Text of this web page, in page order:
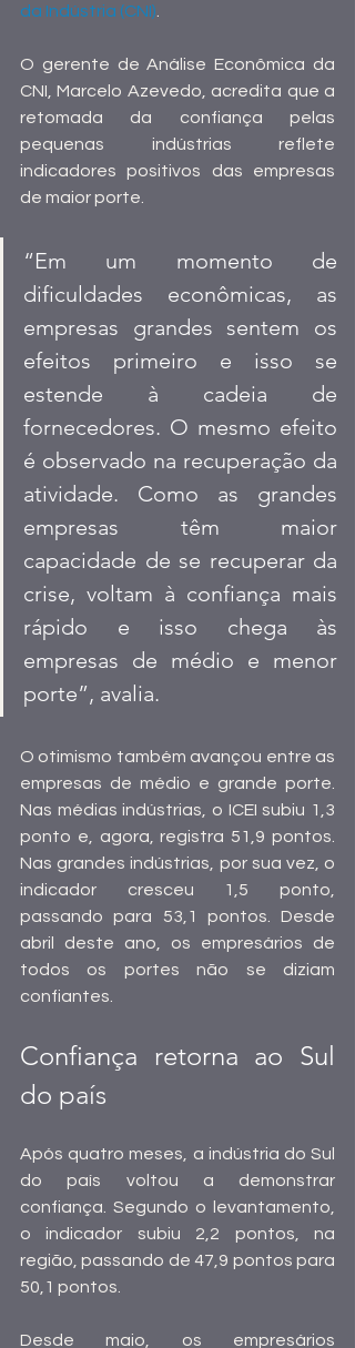
da Indústria (CNI)
O gerente de Análise Econômica da
CNI, Marcelo Azevedo, acredita que a
retomada da confiança pelas
pequenas indústrias reflete
indicadores positivos das empresas
de maior porte.
“Em um momento de
dificuldades econômicas, as
empresas grandes sentem os
efeitos primeiro e isso se
estende à cadeia de
fornecedores. O mesmo efeito
é observado na recuperação da
atividade. Como as grandes
empresas têm maior
capacidade de se recuperar da
crise, voltam à confiança mais
rápido e isso chega às
empresas de médio e menor
porte”, avalia.
O otimismo também avançou entre as
empresas de médio e grande porte.
Nas médias indústrias, o ICEI subiu 1,3
ponto e, agora, registra 51,9 pontos.
Nas grandes indústrias, por sua vez, o
indicador cresceu 1,5 ponto,
passando para 53,1 pontos. Desde
abril deste ano, os empresários de
todos os portes não se diziam
confiantes.
Confiança retorna ao Sul
do país
Após quatro meses, a indústria do Sul
do país voltou a demonstrar
confiança. Segundo o levantamento,
o indicador subiu 2,2 pontos, na
região, passando de 47,9 pontos para
50,1 pontos.
Desde maio, os empresários